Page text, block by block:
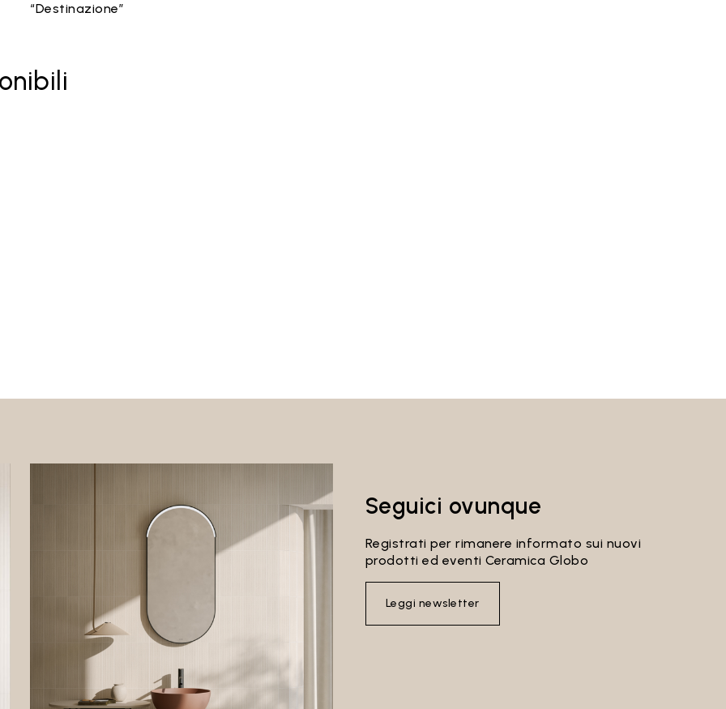
“Destinazione”
Seguici ovunque
Registrati per rimanere informato sui nuovi
prodotti ed eventi Ceramica Globo
Leggi newsletter